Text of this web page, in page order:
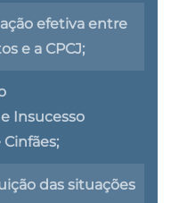
efetiva entre
e a CPCJ;
Insucesso
das situações